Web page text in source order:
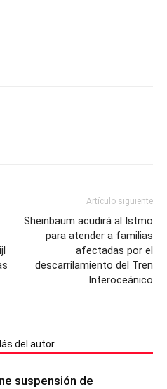
Artículo siguiente
Sheinbaum acudirá al Istmo
para atender a familias
afectadas por el
descarrilamiento del Tren
Interoceánico
del autor
suspensión de